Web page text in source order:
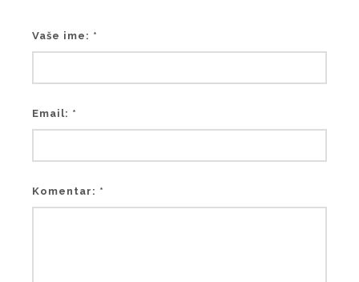
Vaše ime: *
Email: *
Komentar: *